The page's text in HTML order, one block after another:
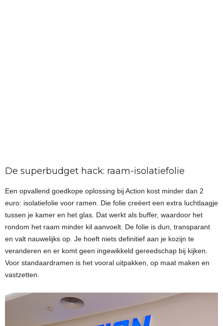
De superbudget hack: raam-isolatiefolie
Een opvallend goedkope oplossing bij Action kost minder dan 2
euro: isolatiefolie voor ramen. Die folie creëert een extra luchtlaagje
tussen je kamer en het glas. Dat werkt als buffer, waardoor het
rondom het raam minder kil aanvoelt. De folie is dun, transparant
en valt nauwelijks op. Je hoeft niets definitief aan je kozijn te
veranderen en er komt geen ingewikkeld gereedschap bij kijken.
Voor standaardramen is het vooral uitpakken, op maat maken en
vastzetten.